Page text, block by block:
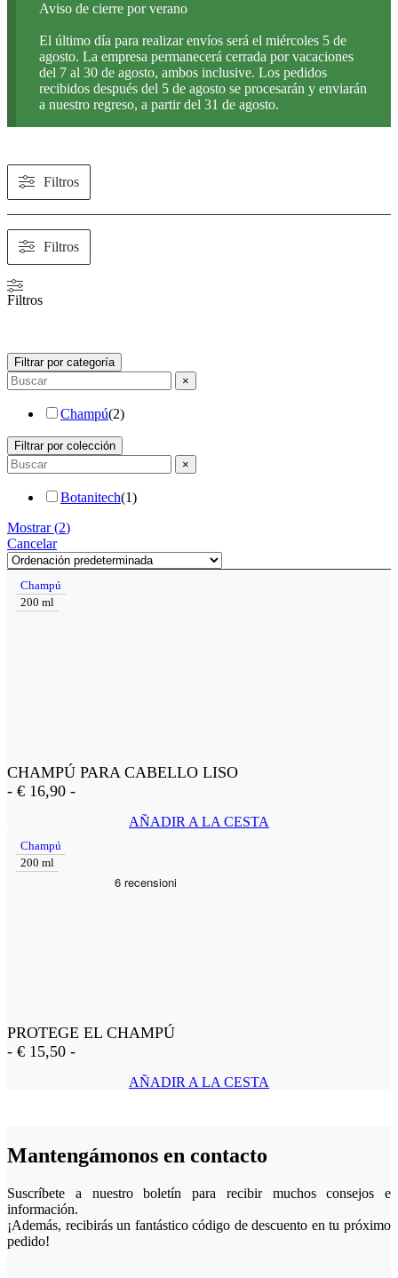
Aviso de cierre por verano
El último día para realizar envíos será el miércoles 5 de
agosto. La empresa permanecerá cerrada por vacaciones
del 7 al 30 de agosto, ambos inclusive. Los pedidos
recibidos después del 5 de agosto se procesarán y enviarán
a nuestro regreso, a partir del 31 de agosto.
Filtros
Filtros
Filtros
Filtrar por categoría
×
Champú(2)
Filtrar por colección
×
Botanitech(1)
Mostrar(2)
Cancelar
Champú
200 ml
CHAMPÚ PARA CABELLO LISO
- € 16,90 -
AÑADIR A LA CESTA
Champú
200 ml
PROTEGE EL CHAMPÚ
- € 15,50 -
AÑADIR A LA CESTA
Mantengámonos en contacto
Suscríbete a nuestro boletín para recibir muchos consejos e
información.
¡Además, recibirás un fantástico código de descuento en tu próximo
pedido!